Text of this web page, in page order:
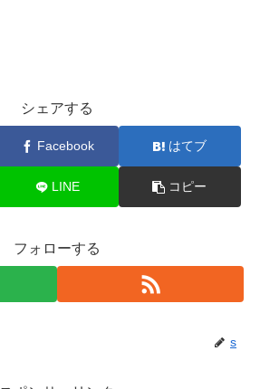
シェアする
Facebook はてブ
LINE コピー
フォローする
s